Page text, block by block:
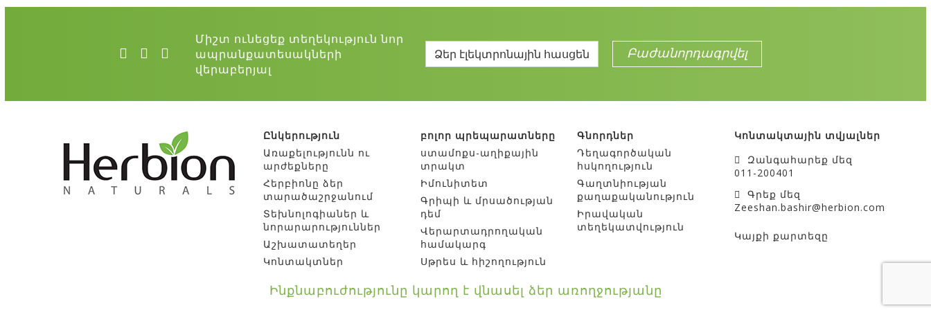
ստանդարտների համակարգ է, որոնց հետևում են արտադրողները՝ ապահովելու իրենց արտադրանքի
արտադրական գործունեության վկայագիրը փաստում է այն մասին, որ արտադրանքը արտադրված է
պահանջվող խիստ պայմաններին համապատասխան, չի ներառում իր մեջ կողմնակի նյութեր, ինչպես նաև
փաթեթավորված է անհրաժեշտ ձևով և երաշխավորում է բոլոր հատկությունների պահպանումը մինչև
Միշտ ունեցեք տեղեկություն նոր
ապրանքատեսակների
վերաբերյալ
Ընկերություն
Առաքելությունն ու
արժեքները
Հերբիոնը ձեր
տարածաշրջանում
Տեխնոլոգիաներ և
նորարարություններ
Աշխատատեղեր
Կոնտակտներ
բոլոր պրեպարատները
ստամոքս-աղիքային
տրակտ
Իմունիտետ
Գրիպի և մրսածության
դեմ
Վերարտադրողական
համակարգ
Սթրես և հիշողություն
Գնորդներ
Դեղագործական
հսկողություն
Գաղտնիության
քաղաքականություն
Իրավական
տեղեկատվություն
Կոնտակտային տվյալներ
Զանգահարեք մեզ
011-200401
Գրեք մեզ
Zeeshan.bashir@herbion.com
Կայքի քարտեզը
Ինքնաբուժությունը կարող է վնասել ձեր առողջությանը